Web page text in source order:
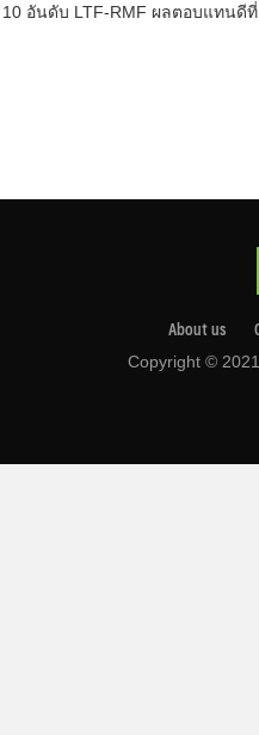
10 อันดับ LTF-RMF ผลตอบแทนดี
About us
Copyright ©